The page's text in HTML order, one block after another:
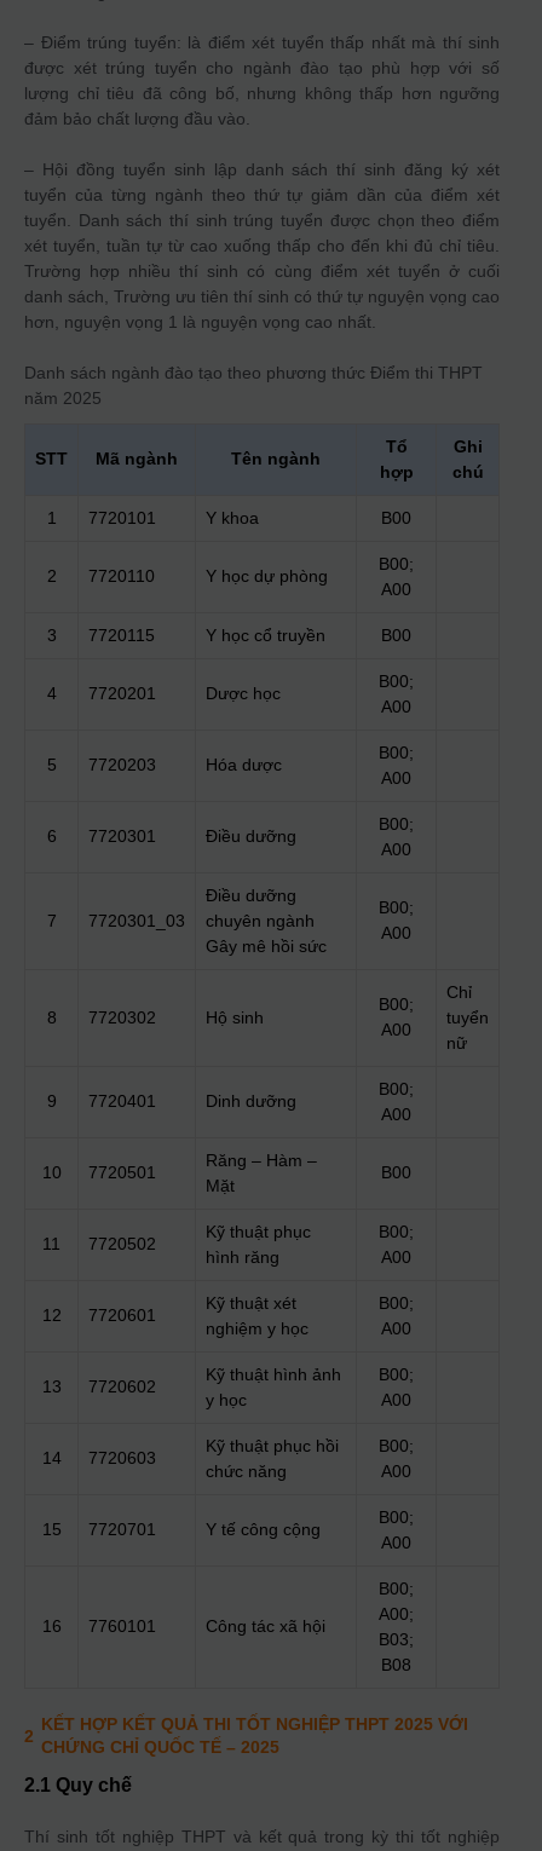
– Điểm trúng tuyển: là điểm xét tuyển thấp nhất mà thí sinh
được xét trúng tuyển cho ngành đào tạo phù hợp với số
lượng chỉ tiêu đã công bố, nhưng không thấp hơn ngưỡng
đảm bảo chất lượng đầu vào.
– Hội đồng tuyển sinh lập danh sách thí sinh đăng ký xét
tuyển của từng ngành theo thứ tự giảm dần của điểm xét
tuyển. Danh sách thí sinh trúng tuyển được chọn theo điểm
xét tuyển, tuần tự từ cao xuống thấp cho đến khi đủ chỉ tiêu.
Trường hợp nhiều thí sinh có cùng điểm xét tuyển ở cuối
danh sách, Trường ưu tiên thí sinh có thứ tự nguyện vọng cao
hơn, nguyện vọng 1 là nguyện vọng cao nhất.
Danh sách ngành đào tạo theo phương thức Điểm thi THPT
năm 2025
STT Mã ngành Tên ngành
Tổ
hợp
Ghi
chú
1 7720101 Y khoa B00
2 7720110 Y học dự phòng
B00;
A00
3 7720115 Y học cổ truyền B00
4 7720201 Dược học
B00;
A00
5 7720203 Hóa dược
B00;
A00
6 7720301 Điều dưỡng
B00;
A00
7 7720301_03
Điều dưỡng
chuyên ngành
Gây mê hồi sức
B00;
A00
8 7720302 Hộ sinh
B00;
A00
Chỉ
tuyển
nữ
9 7720401 Dinh dưỡng
B00;
A00
10 7720501
Răng – Hàm –
Mặt
B00
11 7720502
Kỹ thuật phục
hình răng
B00;
A00
12 7720601
Kỹ thuật xét
nghiệm y học
B00;
A00
13 7720602
Kỹ thuật hình ảnh
y học
B00;
A00
14 7720603
Kỹ thuật phục hồi
chức năng
B00;
A00
15 7720701 Y tế công cộng
B00;
A00
16 7760101 Công tác xã hội
B00;
A00;
B03;
B08
2
KẾT HỢP KẾT QUẢ THI TỐT NGHIỆP THPT 2025 VỚI
CHỨNG CHỈ QUỐC TẾ – 2025
2.1 Quy chế
Thí sinh tốt nghiệp THPT và kết quả trong kỳ thi tốt nghiệp